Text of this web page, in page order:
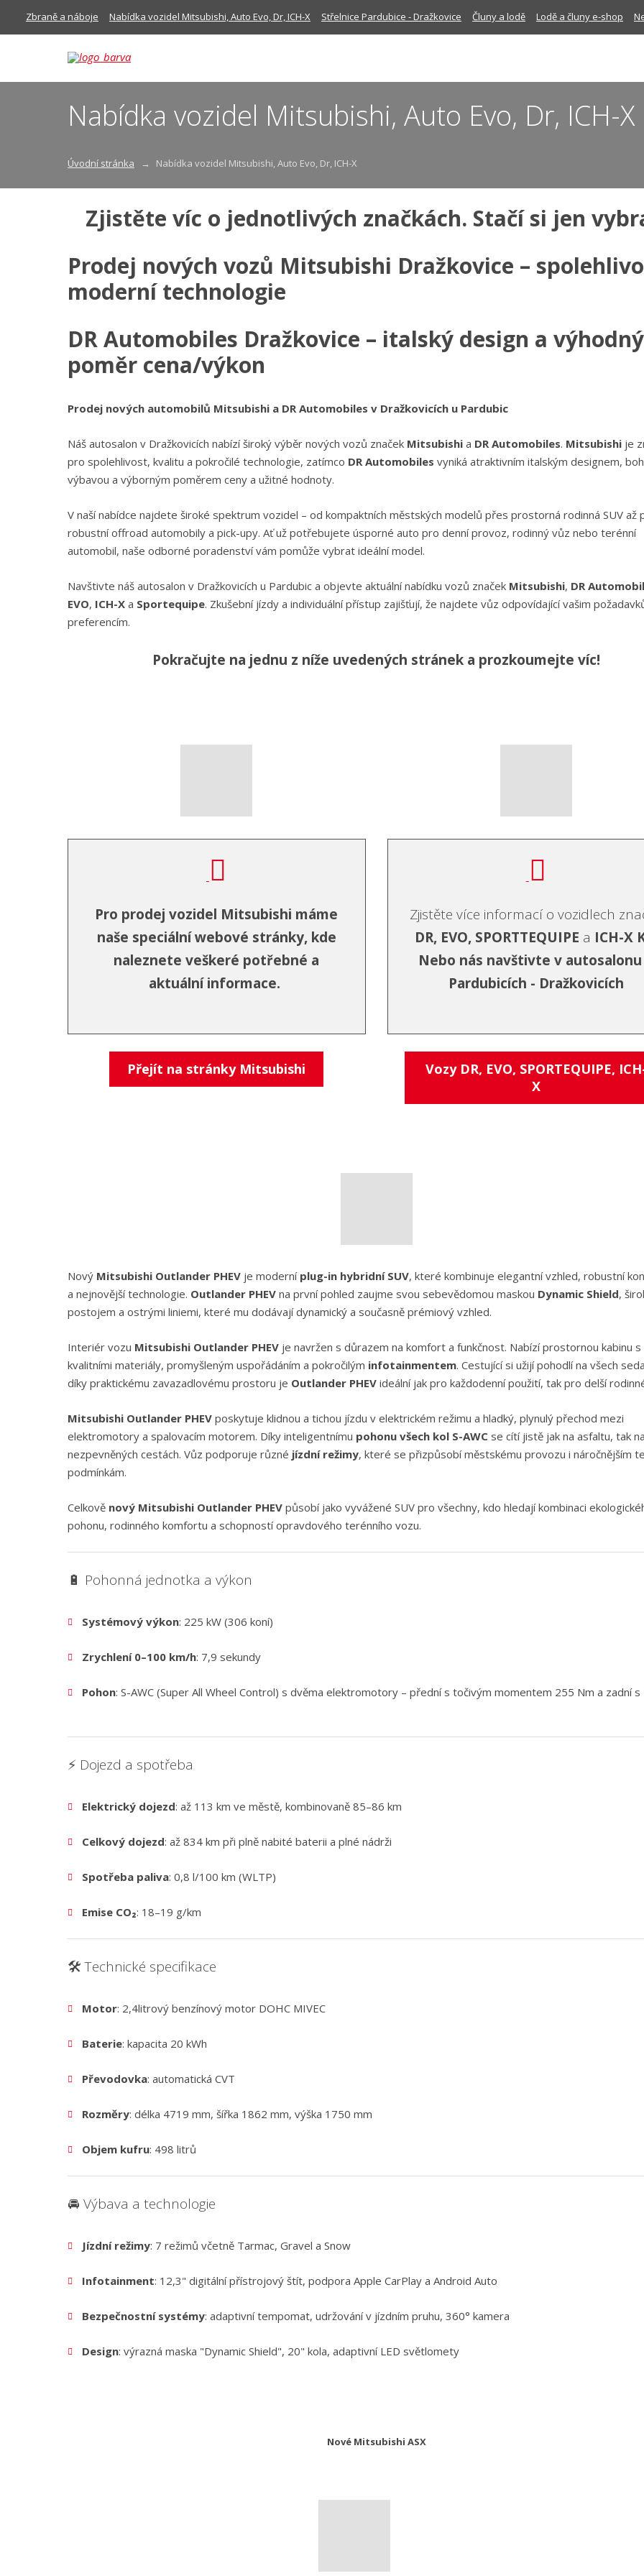
Zbraně a náboje Nabídka vozidel Mitsubishi, Auto Evo, Dr, ICH-X Střelnice Pardubice - Dražkovice Čluny a lodě Lodě a čluny e-shop
Nabídka vozidel Mitsubishi, Auto Evo, Dr, ICH-X
Úvodní stránka Nabídka vozidel Mitsubishi, Auto Evo, Dr, ICH-X
Zjistěte víc o jednotlivých značkách. Stačí si jen
Prodej nových vozů Mitsubishi Dražkovice –
moderní technologie
DR Automobiles Dražkovice – italský design a výhodný
poměr cena/výkon
Prodej nových automobilů Mitsubishi a DR Automobiles v Dražkovicích u Pardubic
Náš autosalon v Dražkovicích nabízí široký výběr nových vozů značek Mitsubishi a DR Automobiles. Mitsubishi je
pro spolehlivost, kvalitu a pokročilé technologie, zatímco DR Automobiles vyniká atraktivním italským designem,
výbavou a výborným poměrem ceny a užitné hodnoty.
V naší nabídce najdete široké spektrum vozidel – od kompaktních městských modelů přes prostorná rodinná SUV až
robustní offroad automobily a pick-upy. Ať už potřebujete úsporné auto pro denní provoz, rodinný vůz nebo terénní
automobil, naše odborné poradenství vám pomůže vybrat ideální model.
Navštivte náš autosalon v Dražkovicích u Pardubic a objevte aktuální nabídku vozů značek Mitsubishi, DR
EVO, ICH-X a Sportequipe. Zkušební jízdy a individuální přístup zajišťují, že najdete vůz odpovídající vašim
preferencím.
Pokračujte na jednu z níže uvedených stránek a prozkoumejte víc!
Pro prodej vozidel Mitsubishi máme
naše speciální webové stránky, kde
naleznete veškeré potřebné a
aktuální informace.
Přejít na stránky Mitsubishi
Zjistěte více informací o vozidlech
DR, EVO, SPORTTEQUIPE a ICH-X
Nebo nás navštivte v
Pardubicích - Dražkovicích
Vozy DR, EVO, SPORTEQUIPE,
X
Nový Mitsubishi Outlander PHEV je moderní plug-in hybridní SUV, které kombinuje elegantní vzhled, robustní
a nejnovější technologie. Outlander PHEV na první pohled zaujme svou sebevědomou maskou Dynamic Shield,
postojem a ostrými liniemi, které mu dodávají dynamický a současně prémiový vzhled.
Interiér vozu Mitsubishi Outlander PHEV je navržen s důrazem na komfort a funkčnost. Nabízí prostornou kabinu s
kvalitními materiály, promyšleným uspořádáním a pokročilým infotainmentem. Cestující si užijí pohodlí na všech
díky praktickému zavazadlovému prostoru je Outlander PHEV ideální jak pro každodenní použití, tak pro delší
Mitsubishi Outlander PHEV poskytuje klidnou a tichou jízdu v elektrickém režimu a hladký, plynulý přechod mezi
elektromotory a spalovacím motorem. Díky inteligentnímu pohonu všech kol S-AWC se cítí jistě jak na asfaltu, tak na
nezpevněných cestách. Vůz podporuje různé jízdní režimy, které se přizpůsobí městskému provozu i náročnějším
podmínkám.
Celkově nový Mitsubishi Outlander PHEV působí jako vyvážené SUV pro všechny, kdo hledají kombinaci
pohonu, rodinného komfortu a schopností opravdového terénního vozu.
🔋 Pohonná jednotka a výkon
Systémový výkon: 225 kW (306 koní)
Zrychlení 0–100 km/h: 7,9 sekundy
Pohon: S-AWC (Super All Wheel Control) s dvěma elektromotory – přední s točivým momentem 255 Nm a zadní s
⚡ Dojezd a spotřeba
Elektrický dojezd: až 113 km ve městě, kombinovaně 85–86 km
Celkový dojezd: až 834 km při plně nabité baterii a plné nádrži
Spotřeba paliva: 0,8 l/100 km (WLTP)
Emise CO₂: 18–19 g/km
🛠️ Technické specifikace
Motor: 2,4litrový benzínový motor DOHC MIVEC
Baterie: kapacita 20 kWh
Převodovka: automatická CVT
Rozměry: délka 4719 mm, šířka 1862 mm, výška 1750 mm
Objem kufru: 498 litrů
🚘 Výbava a technologie
Jízdní režimy: 7 režimů včetně Tarmac, Gravel a Snow
Infotainment: 12,3" digitální přístrojový štít, podpora Apple CarPlay a Android Auto
Bezpečnostní systémy: adaptivní tempomat, udržování v jízdním pruhu, 360° kamera
Design: výrazná maska "Dynamic Shield", 20" kola, adaptivní LED světlomety
Nové Mitsubishi ASX